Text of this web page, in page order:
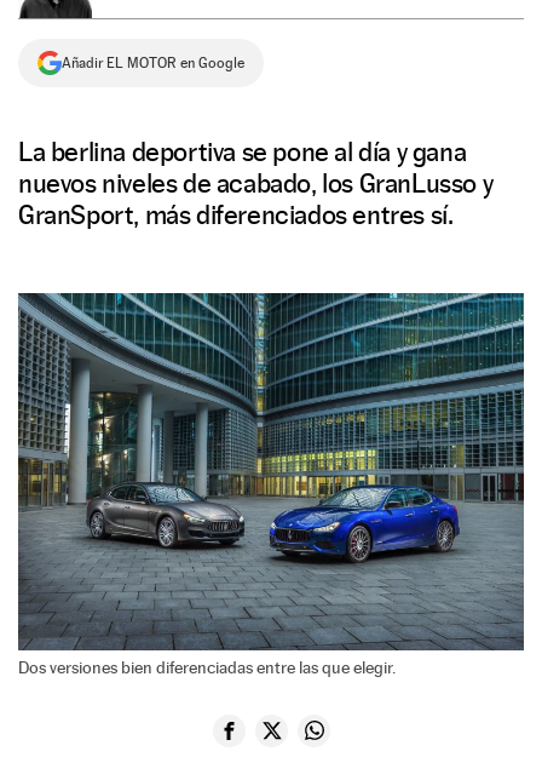
Añadir EL MOTOR en Google
La berlina deportiva se pone al día y gana
nuevos niveles de acabado, los GranLusso y
GranSport, más diferenciados entres sí.
Dos versiones bien diferenciadas entre las que elegir.